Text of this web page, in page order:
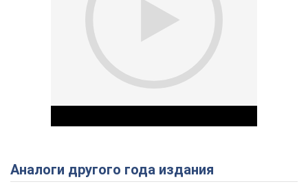
Аналоги другого года издания